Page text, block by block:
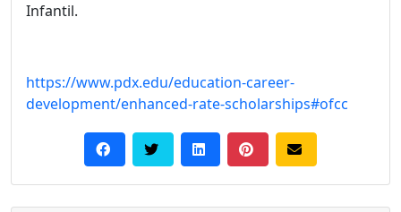
Infantil.
https://www.pdx.edu/education-career-
development/enhanced-rate-scholarships#ofcc